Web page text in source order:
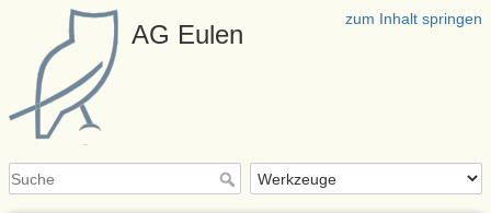
zum Inhalt springen
AG Eulen